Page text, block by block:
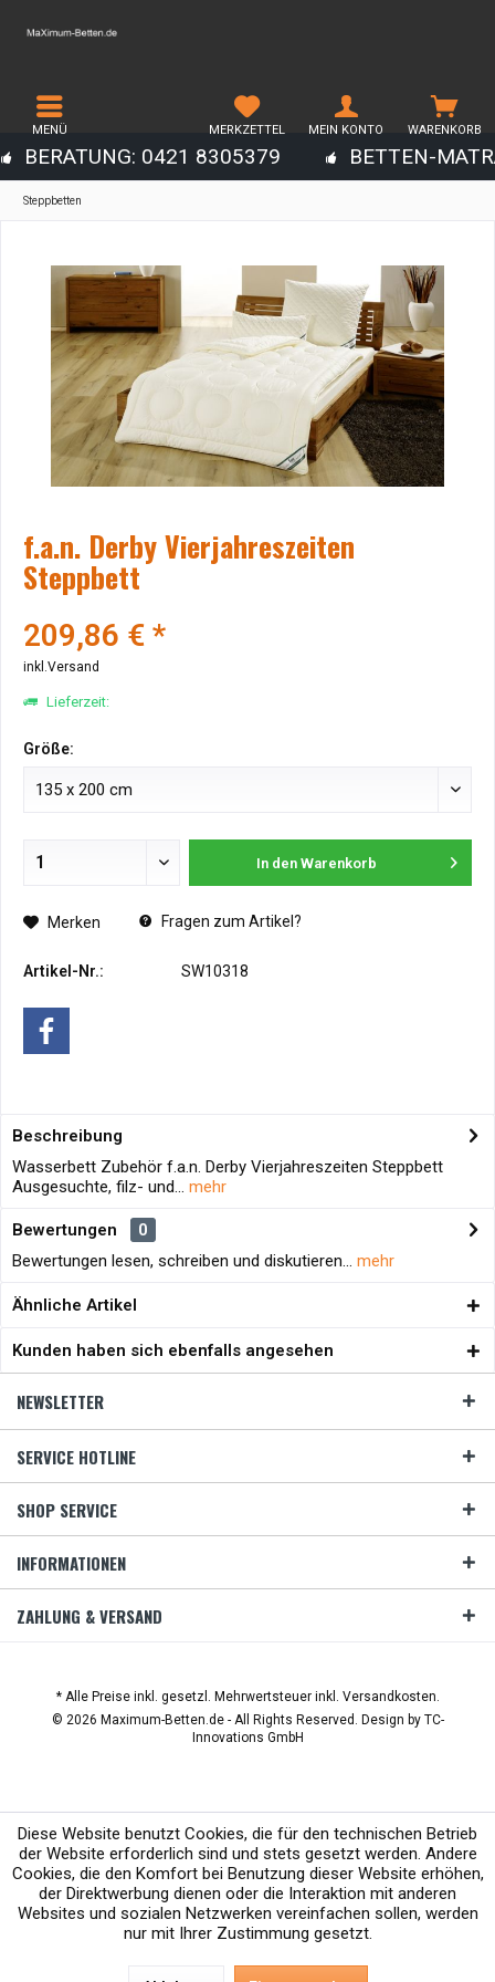
BERATUNG: 0421 8305379 BETTEN-
MENÜ WARENKORB
MERKZETTEL MEIN KONTO
Steppbetten
f.a.n. Derby Vierjahreszeiten
Steppbett
209,86 € *
inkl.Versand
Lieferzeit:
Größe:
In den Warenkorb
Merken Fragen zum Artikel?
Artikel-Nr.: SW10318
Beschreibung
Wasserbett Zubehör f.a.n. Derby Vierjahreszeiten Steppbett
Ausgesuchte, filz- und... mehr
Bewertungen
0
Bewertungen lesen, schreiben und diskutieren... mehr
Ähnliche Artikel
Kunden haben sich ebenfalls angesehen
NEWSLETTER
SERVICE HOTLINE
SHOP SERVICE
INFORMATIONEN
ZAHLUNG & VERSAND
* Alle Preise inkl. gesetzl. Mehrwertsteuer inkl. Versandkosten.
© 2026 Maximum-Betten.de - All Rights Reserved. Design by TC-
Innovations GmbH
Diese Website benutzt Cookies, die für den technischen Betrieb
der Website erforderlich sind und stets gesetzt werden. Andere
Cookies, die den Komfort bei Benutzung dieser Website erhöhen,
der Direktwerbung dienen oder die Interaktion mit anderen
Websites und sozialen Netzwerken vereinfachen sollen, werden
nur mit Ihrer Zustimmung gesetzt.